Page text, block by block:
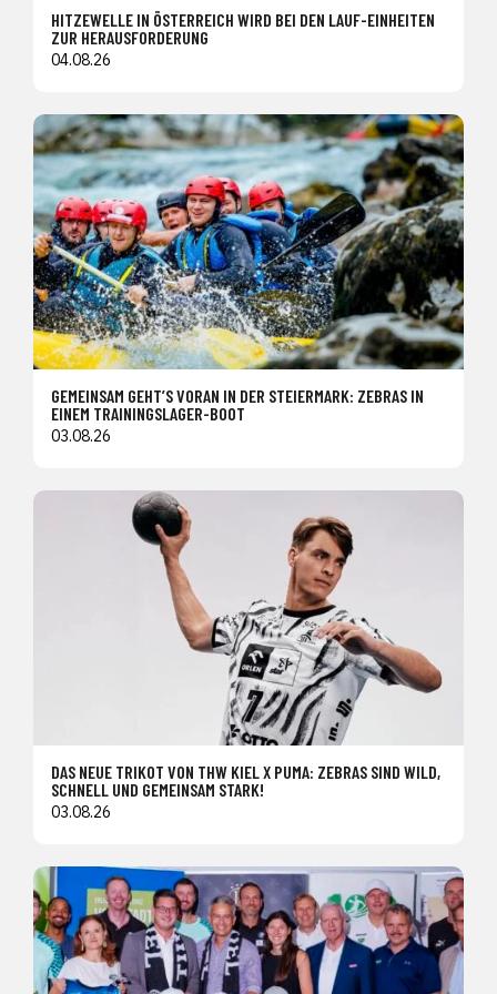
HITZEWELLE IN ÖSTERREICH WIRD BEI DEN LAUF-EINHEITEN
ZUR HERAUSFORDERUNG
04.08.26
GEMEINSAM GEHT’S VORAN IN DER STEIERMARK: ZEBRAS IN
EINEM TRAININGSLAGER-BOOT
03.08.26
DAS NEUE TRIKOT VON THW KIEL X PUMA: ZEBRAS SIND WILD,
SCHNELL UND GEMEINSAM STARK!
03.08.26